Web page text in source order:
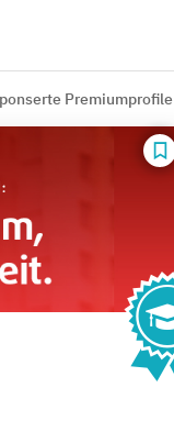
Premiumprofile